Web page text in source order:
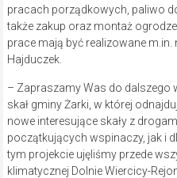
pracach porządkowych, paliwo
także zakup oraz montaż
prace mają być realizowane
Hajduczek.
– Zapraszamy Was do dalszego
skał gminy Żarki, w której
nowe interesujące skały z
początkujących wspinaczy, jak i
tym projekcie ujęliśmy przede
klimatycznej Dolnie Wiercicy-